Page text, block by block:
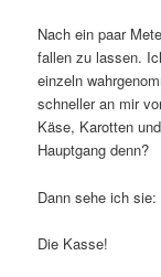
Nach ein paar
fallen zu lassen.
einzeln
schneller an mir
Käse, Karotten
Hauptgang denn?
Dann sehe ich sie:
Die Kasse!